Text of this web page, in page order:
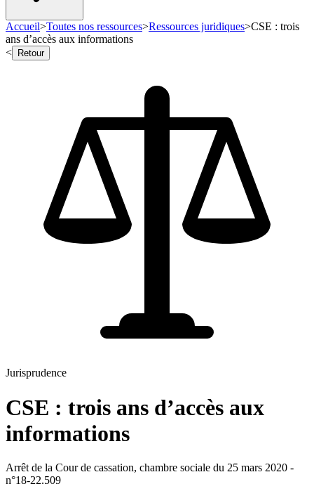
Accueil>Toutes nos ressources>Ressources juridiques>CSE : trois
ans d’accès aux informations
<
Retour
Jurisprudence
CSE : trois ans d’accès aux
informations
Arrêt de la Cour de cassation, chambre sociale du 25 mars 2020 -
n°18-22.509